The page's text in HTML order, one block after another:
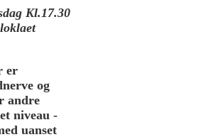
Kl.17.30
er
og
andre
niveau -
uanset